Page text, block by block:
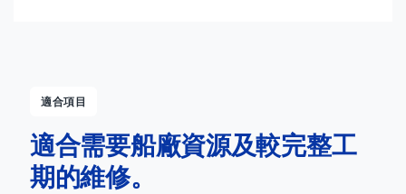
適合項目
適合需要船廠資源及較完整工
期的維修。